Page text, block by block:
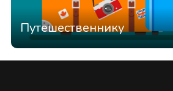
Путешественнику